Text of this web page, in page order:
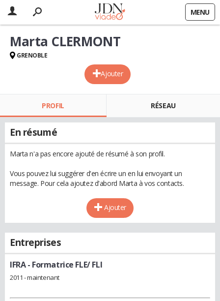
MENU
Ajouter
Marta CLERMONT
GRENOBLE
PROFIL RÉSEAU
En résumé
Marta n'a pas encore ajouté de résumé à son profil.
Vous pouvez lui suggérer d'en écrire un en lui envoyant un
message. Pour cela ajoutez d'abord Marta à vos contacts.
Ajouter
Entreprises
IFRA- Formatrice FLE/ FLI
2011 - maintenant